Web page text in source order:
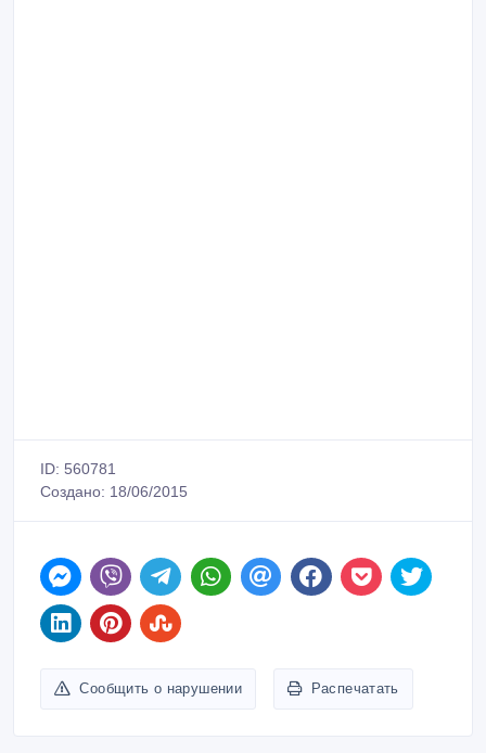
ID: 560781
Создано: 18/06/2015
Сообщить о нарушении Распечатать